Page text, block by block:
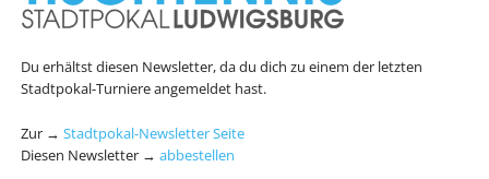
Du erhältst diesen Newsletter, da du dich zu einem der letzten
Stadtpokal-Turniere angemeldet hast.
Zur → Stadtpokal-Newsletter Seite
Diesen Newsletter → abbestellen